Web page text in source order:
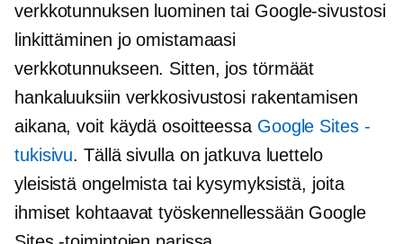
verkkotunnuksen luominen tai Google-sivustosi
linkittäminen jo omistamaasi
verkkotunnukseen. Sitten, jos törmäät
hankaluuksiin verkkosivustosi rakentamisen
aikana, voit käydä osoitteessa Google Sites -
tukisivu. Tällä sivulla on jatkuva luettelo
yleisistä ongelmista tai kysymyksistä, joita
ihmiset kohtaavat työskennellessään Google